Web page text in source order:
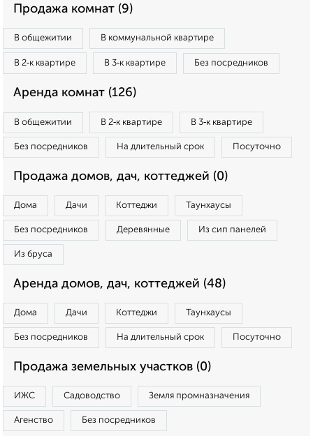
Продажа комнат (9)
В общежитии В коммунальной квартире
В 2‑к квартире В 3‑к квартире Без посредников
Аренда комнат (126)
В общежитии В 2‑к квартире В 3‑к квартире
Без посредников На длительный срок Посуточно
Продажа домов, дач, коттеджей (0)
Дома Дачи Коттеджи Таунхаусы
Без посредников Деревянные Из сип панелей
Из бруса
Аренда домов, дач, коттеджей (48)
Дома Дачи Коттеджи Таунхаусы
Без посредников На длительный срок Посуточно
Продажа земельных участков (0)
ИЖС Садоводство Земля промназначения
Агенство Без посредников